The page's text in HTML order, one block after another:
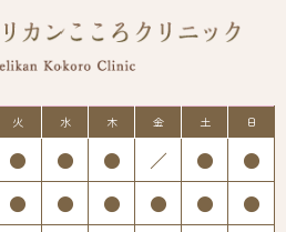
火 水 木 金 土 日
● ● ● ／ ● ●
● ● ● ● ● ●